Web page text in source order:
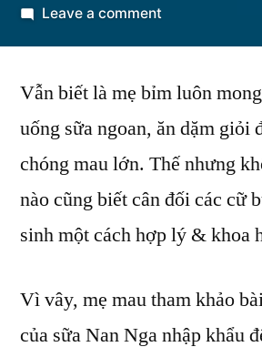
by
Leave a commenton
Nga
tay
và
nhập
chỉ
3
Vẫn biết là mẹ bỉm luôn
uống sữa ngoan, ăn dặm giỏi
chóng mau lớn. Thế nhưng
nào cũng biết cân đối các cữ
sinh một cách hợp lý & khoa
Vì vây, mẹ mau tham khảo
của sữa Nan Nga nhập khẩu